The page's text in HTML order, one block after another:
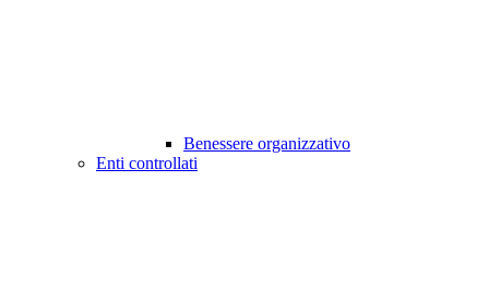
Benessere organizzativo
Enti controllati